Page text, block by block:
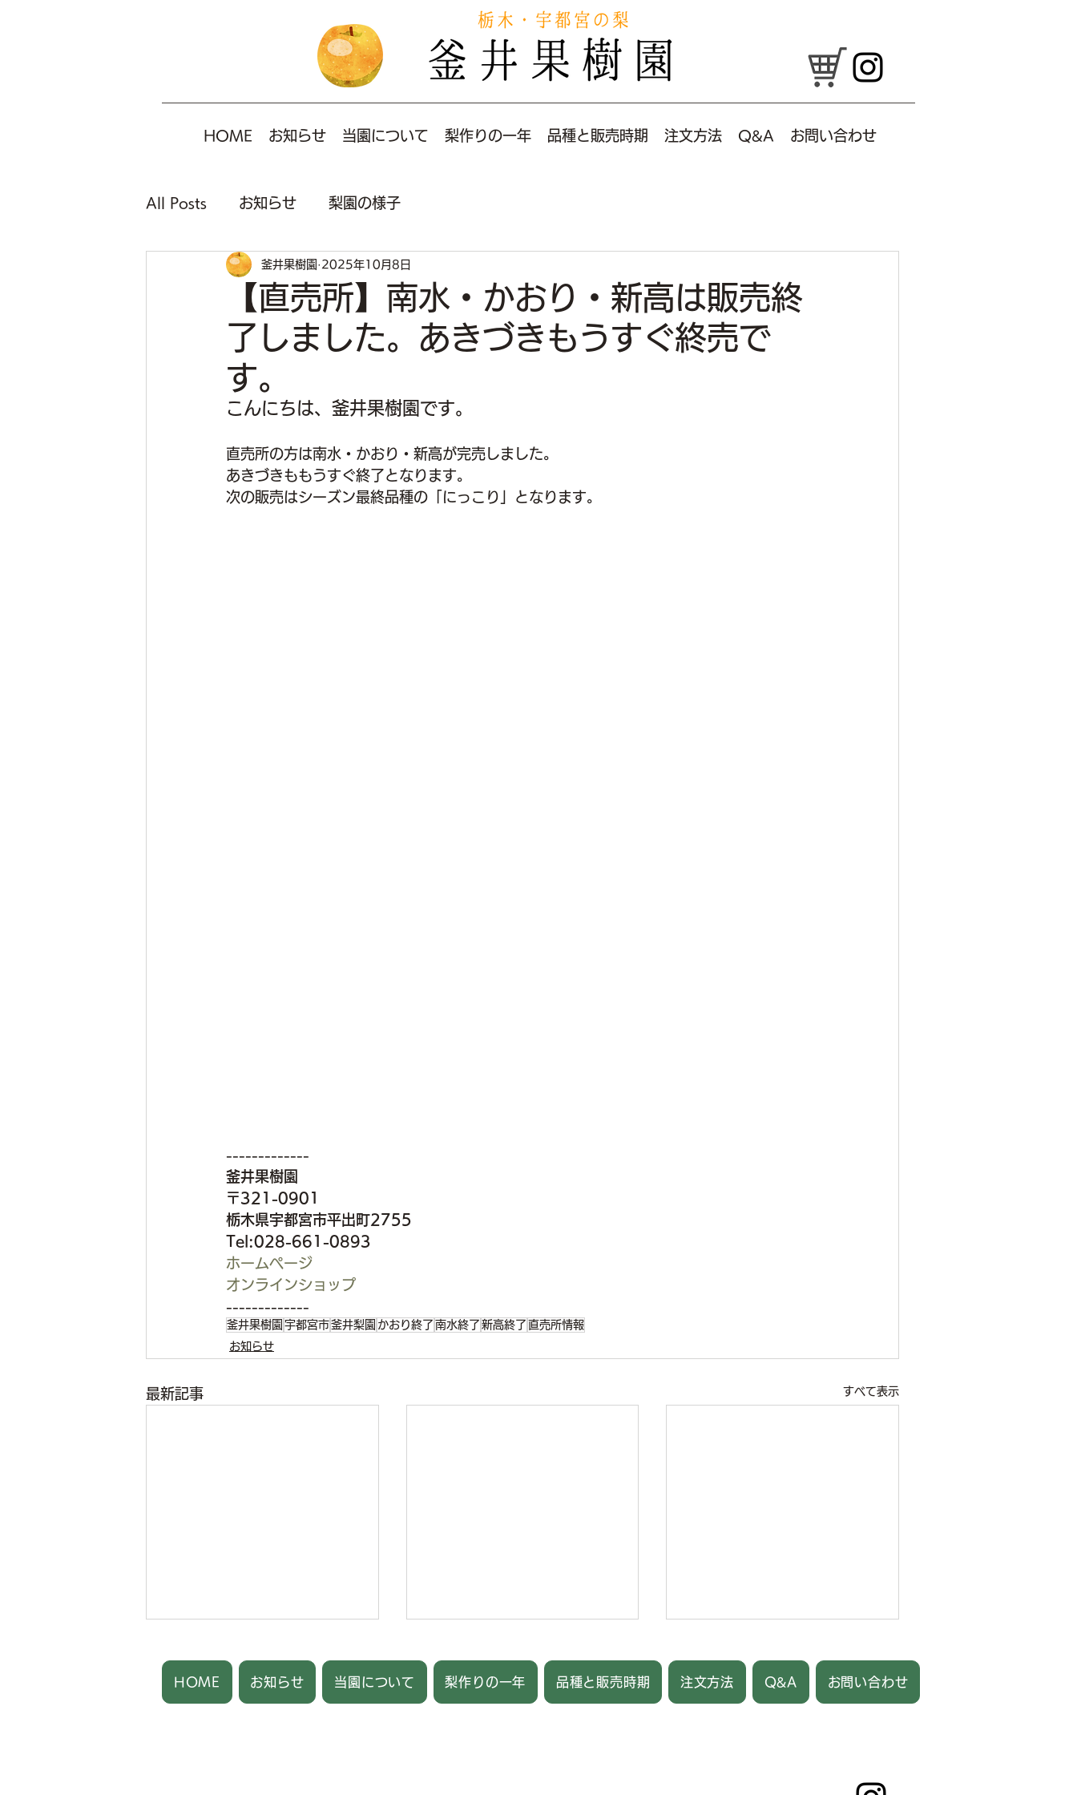
HOME お知らせ 当園について 梨作りの一年 品種と販売時期 注文方法 Q&A お問い合わせ
All Posts お知らせ 梨園の様子
【直売所】南水・かおり・新高は販売終
了しました。あきづきもうすぐ終売で
す。
釜井果樹園 2025年10月8日
こんにちは、釜井果樹園です。
直売所の方は南水・かおり・新高が完売しました。
あきづきももうすぐ終了となります。
次の販売はシーズン最終品種の「にっこり」となります。
-------------
釜井果樹園
〒321-0901
栃木県宇都宮市平出町2755
Tel:028-661-0893
ホームぺージ
オンラインショップ
-------------
釜井果樹園 宇都宮市釜井梨園 かおり終了 南水終了 新高終了 直売所情報
お知らせ
最新記事 すべて表示
ふるさと納税の受付を開始し
HOME お知らせ 当園について 梨作りの一年 品種と販売時期 注文方法 Q&A お問い合わせ